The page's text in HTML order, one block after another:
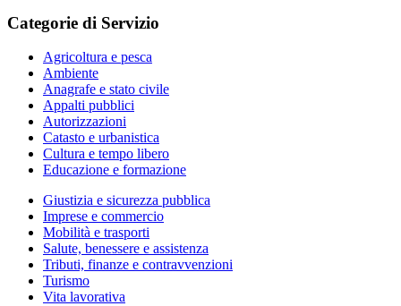
Categorie di Servizio
Agricoltura e pesca
Ambiente
Anagrafe e stato civile
Appalti pubblici
Autorizzazioni
Catasto e urbanistica
Cultura e tempo libero
Educazione e formazione
Giustizia e sicurezza pubblica
Imprese e commercio
Mobilità e trasporti
Salute, benessere e assistenza
Tributi, finanze e contravvenzioni
Turismo
Vita lavorativa